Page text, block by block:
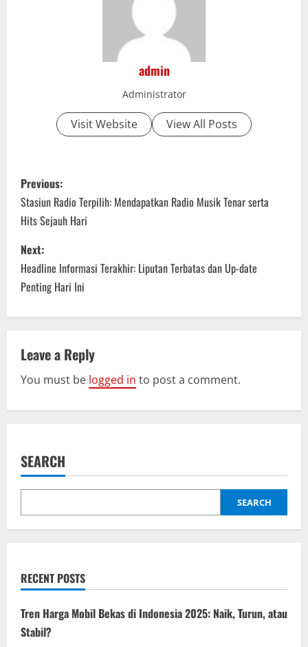
admin
Administrator
Visit Website View All Posts
P
o
s
t
n
a
v
i
g
t
i
o
Previous:
Stasiun Radio Terpilih: Mendapatkan Radio Musik Tenar serta
Hits Sejauh Hari
Next:
Headline Informasi Terakhir: Liputan Terbatas dan Up-date
Penting Hari Ini
Leave a Reply
You must be logged in to post a comment.
SEARCH
SEARCH
RECENT POSTS
Tren Harga Mobil Bekas di Indonesia 2025: Naik, Turun, atau
Stabil?